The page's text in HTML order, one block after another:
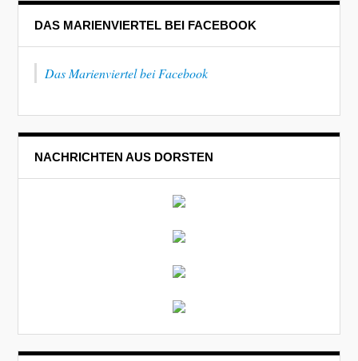
DAS MARIENVIERTEL BEI FACEBOOK
Das Marienviertel bei Facebook
NACHRICHTEN AUS DORSTEN